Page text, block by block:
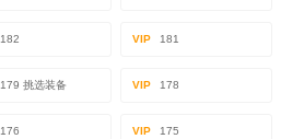
182 VIP 181
179 挑选装备 VIP 178
176 VIP 175